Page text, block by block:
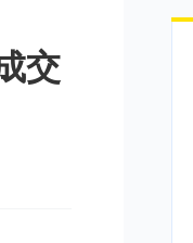
交